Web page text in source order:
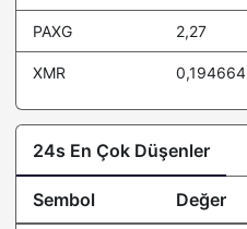
PAXG 2,27
XMR 0,194664
24s En Çok Düşenler
Sembol Değer